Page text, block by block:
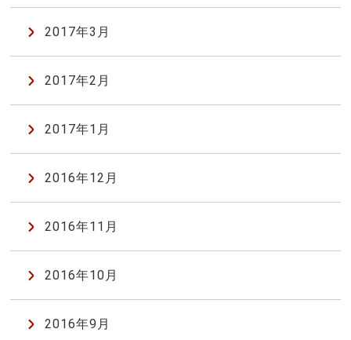
2017年3月
2017年2月
2017年1月
2016年12月
2016年11月
2016年10月
2016年9月